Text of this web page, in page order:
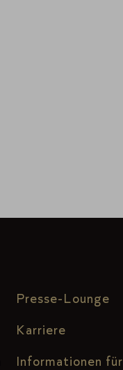
Presse-Lounge
Karriere
Informationen für